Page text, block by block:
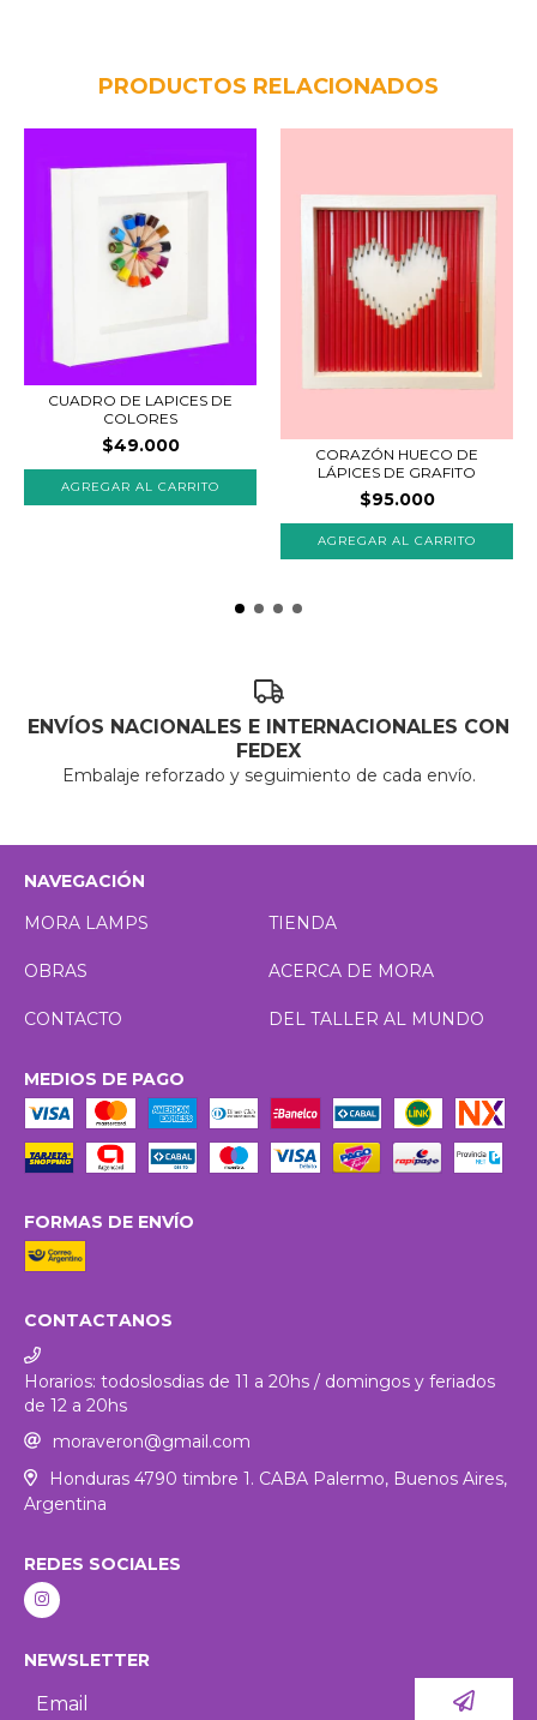
PRODUCTOS RELACIONADOS
CUADRO DE LAPICES DE
COLORES
$49.000
CORAZÓN HUECO DE
LÁPICES DE GRAFITO
$95.000
ENVÍOS NACIONALES E INTERNACIONALES CON
FEDEX
Embalaje reforzado y seguimiento de cada envío.
NAVEGACIÓN
MORA LAMPS
TIENDA
OBRAS ACERCA DE MORA
CONTACTO DEL TALLER AL MUNDO
MEDIOS DE PAGO
FORMAS DE ENVÍO
CONTACTANOS
Horarios: todoslosdias de 11 a 20hs / domingos y feriados
de 12 a 20hs
moraveron@gmail.com
Honduras 4790 timbre 1. CABA Palermo, Buenos Aires,
Argentina
REDES SOCIALES
NEWSLETTER